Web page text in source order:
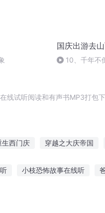
国庆出游去
10、千年不
线试听阅读和有声书MP3打包下
生西门庆 穿越之大庆帝国
小枝恐怖故事在线听